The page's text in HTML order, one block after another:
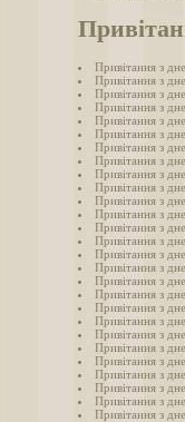
Привітання з
Привітання з
Привітання з
Привітання з
Привітання з
Привітання з
Привітання з
Привітання з
Привітання з
Привітання з
Привітання з
Привітання з
Привітання з
Привітання з
Привітання з
Привітання з
Привітання з
Привітання з
Привітання з
Привітання з
Привітання з
Привітання з
Привітання з
Привітання з
Привітання з
Привітання з
Привітання з